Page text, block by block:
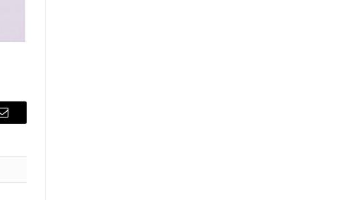
Email